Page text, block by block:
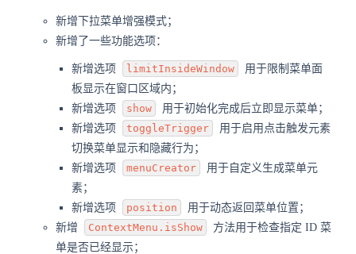
新增下拉菜单增强模式；
新增了一些功能选项：
新增选项 limitInsideWindow
用于限制菜单面
板显示在窗口区域内；
新增选项
show
用于初始化完成后立即显示菜单；
新增选项
toggleTrigger
用于启用点击触发元素
切换菜单显示和隐藏行为；
新增选项
menuCreator
用于自定义生成菜单元
素；
新增选项
position
用于动态返回菜单位置；
新增
ContextMenu.isShow
方法用于检查指定 ID 菜
单是否已经显示；